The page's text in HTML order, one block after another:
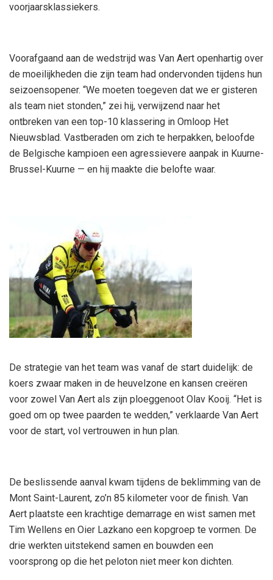
voorjaarsklassiekers.
Voorafgaand aan de wedstrijd was Van Aert openhartig over
de moeilijkheden die zijn team had ondervonden tijdens hun
seizoensopener. “We moeten toegeven dat we er gisteren
als team niet stonden,” zei hij, verwijzend naar het
ontbreken van een top-10 klassering in Omloop Het
Nieuwsblad. Vastberaden om zich te herpakken, beloofde
de Belgische kampioen een agressievere aanpak in Kuurne-
Brussel-Kuurne — en hij maakte die belofte waar.
De strategie van het team was vanaf de start duidelijk: de
koers zwaar maken in de heuvelzone en kansen creëren
voor zowel Van Aert als zijn ploeggenoot Olav Kooij. “Het is
goed om op twee paarden te wedden,” verklaarde Van Aert
voor de start, vol vertrouwen in hun plan.
De beslissende aanval kwam tijdens de beklimming van de
Mont Saint-Laurent, zo’n 85 kilometer voor de finish. Van
Aert plaatste een krachtige demarrage en wist samen met
Tim Wellens en Oier Lazkano een kopgroep te vormen. De
drie werkten uitstekend samen en bouwden een
voorsprong op die het peloton niet meer kon dichten.